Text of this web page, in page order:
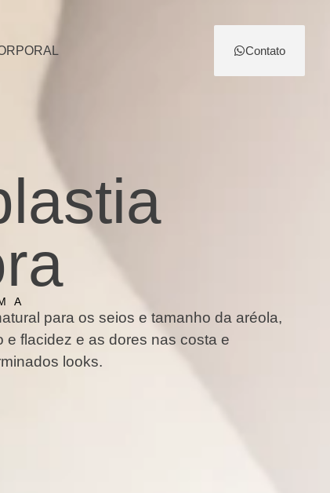
Contato
para os seios e tamanho da aréola,
flacidez e as dores nas costa e
looks.